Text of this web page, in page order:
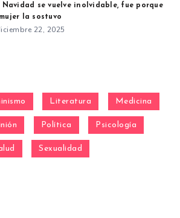
Navidad se vuelve inolvidable, fue porque
la sostuvo
22, 2025
Literatura Medicina
Política Psicología
Sexualidad